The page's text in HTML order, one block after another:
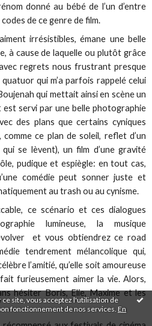
site, vous acceptez l'utilisation de
fonctionnement de nos services. En
donné au bébé de l’un d’entre
de ce genre de film.
irrésistibles, émane une belle
à cause de laquelle ou plutôt grâce
regrets nous frustrant presque
qui m’a parfois rappelé celui
qui mettait ainsi en scène un
servi par une belle photographie
des plans que certains cyniques
ce plan de soleil, reflet d’un
se lèvent), un film d’une gravité
pudique et espiègle: en tout cas,
comédie peut sonner juste et
au trash ou au cynisme.
ce scénario et ces dialogues
lumineuse, la musique
et vous obtiendrez ce road
tendrement mélancolique qui,
l’amitié, qu’elle soit amoureuse
furieusement aimer la vie. Alors,
hésiter Boris, Elie, Maxime et les